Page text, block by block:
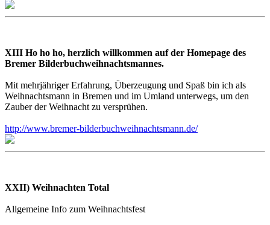
XIII Ho ho ho, herzlich willkommen auf der Homepage des
Bremer Bilderbuchweihnachtsmannes.
Mit mehrjähriger Erfahrung, Überzeugung und Spaß bin ich als
Weihnachtsmann in Bremen und im Umland unterwegs, um den
Zauber der Weihnacht zu versprühen.
http://www.bremer-bilderbuchweihnachtsmann.de/
XXII) Weihnachten Total
Allgemeine Info zum Weihnachtsfest